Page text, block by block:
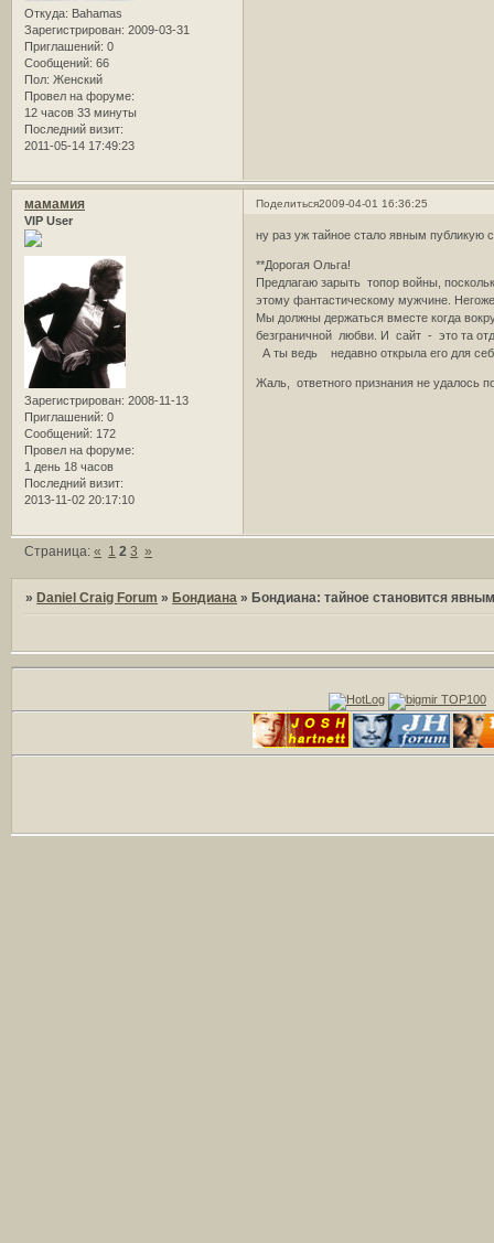
Откуда: Bahamas
Зарегистрирован: 2009-03-31
Приглашений: 0
Сообщений: 66
Пол: Женский
Провел на форуме:
12 часов 33 минуты
Последний визит:
2011-05-14 17:49:23
Поделиться2009-04-01 16:36:25
мамамия
VIP User
Зарегистрирован: 2008-11-13
Приглашений: 0
Сообщений: 172
Провел на форуме:
1 день 18 часов
Последний визит:
2013-11-02 20:17:10
ну раз уж тайное стало явным
**Дорогая Ольга!
Предлагаю зарыть топор войны,
этому фантастическому мужчине.
Мы должны держаться вместе когда
безграничной любви. И сайт - это та
А ты ведь недавно открыла его для
Жаль, ответного признания не удалось
Страница:« 1 2 3 »
»Daniel Craig Forum »Бондиана »Бoндиaнa: тайное становится